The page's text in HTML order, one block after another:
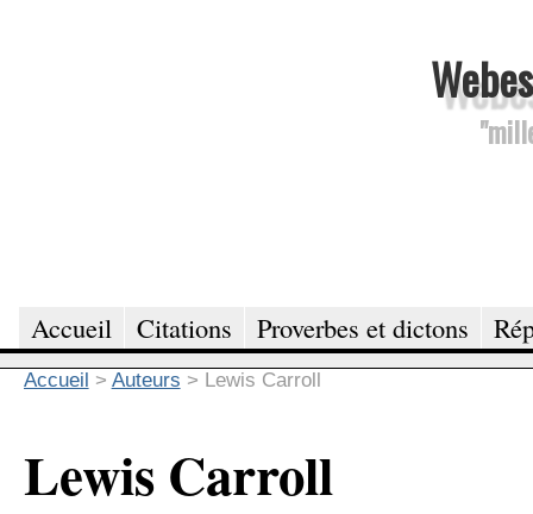
Accueil Citations Proverbes et dictons
Accueil > Auteurs > Lewis Carroll
Lewis Carroll